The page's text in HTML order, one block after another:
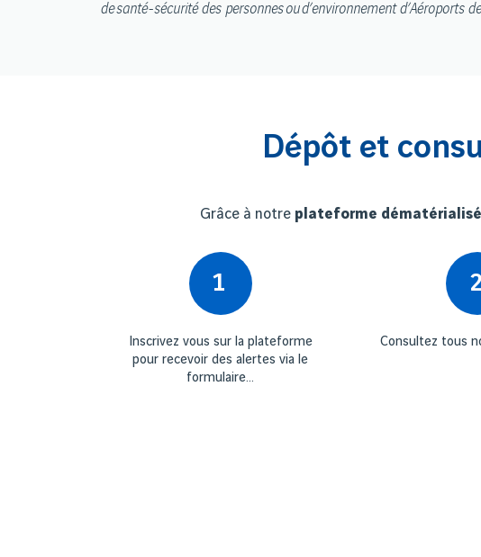
de santé-sécurité des personnes ou d’environnement
Dépôt et
Grâce à notre plateforme
1
Inscrivez vous sur la plateforme
pour recevoir des alertes via le
formulaire...
2
Consultez tous